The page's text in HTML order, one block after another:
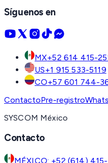
Síguenos en
MX+52 614 415-
US+1 915 533-5119
CO+57 601 744-
ContactoPre-registro
SYSCOM México
Contacto
MÉXICO: +52 (614)